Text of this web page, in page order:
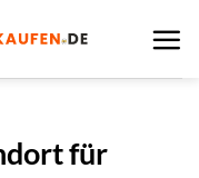
für